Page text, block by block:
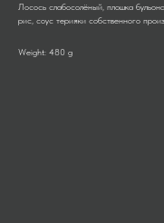
Лосось слабосолёный, плошка
рис, соус терияки собственного
Weight: 480 g